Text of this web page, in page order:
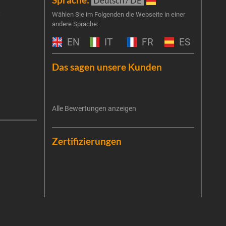
Wählen Sie im Folgenden die Webseite in einer
andere Sprache:
EN IT FR ES
Das sagen unsere Kunden
Alle Bewertungen anzeigen
Zertifizierungen